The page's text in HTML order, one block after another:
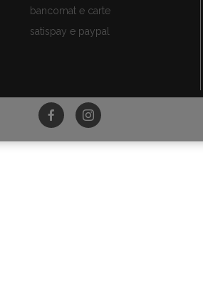
bancomat e carte
satispay e paypal
©Tutti i diritti riservati
dal Fondo europeo di sviluppo
E VALORIZZAZIONE
E DELLA SOMMINISTRAZIONE AL